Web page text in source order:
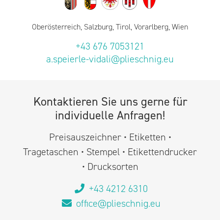
Oberösterreich, Salzburg, Tirol, Vorarlberg, Wien
+43 676 7053121
a.speierle-vidali@plieschnig.eu
Kontaktieren Sie uns gerne für
individuelle Anfragen!
Preisauszeichner • Etiketten •
Tragetaschen • Stempel • Etikettendrucker
• Drucksorten
+43 4212 6310
office@plieschnig.eu